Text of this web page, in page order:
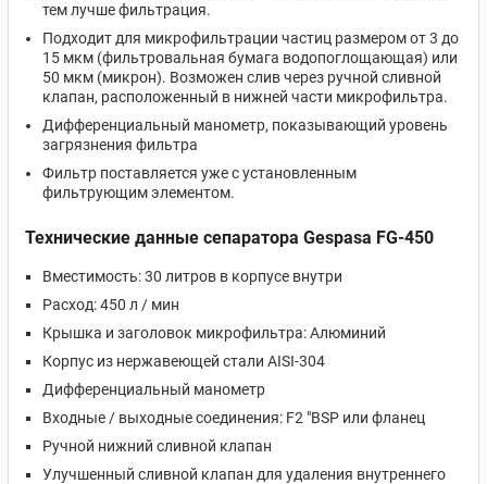
тем лучше фильтрация.
Подходит для микрофильтрации частиц размером от 3 до
15 мкм (фильтровальная бумага водопоглощающая) или
50 мкм (микрон). Возможен слив через ручной сливной
клапан, расположенный в нижней части микрофильтра.
Дифференциальный манометр, показывающий уровень
загрязнения фильтра
Фильтр поставляется уже с установленным
фильтрующим элементом.
Технические данные сепаратора Gespasa FG-450
Вместимость: 30 литров в корпусе внутри
Расход: 450 л / мин
Крышка и заголовок микрофильтра: Алюминий
Корпус из нержавеющей стали AISI-304
Дифференциальный манометр
Входные / выходные соединения: F2 "BSP или фланец
Ручной нижний сливной клапан
Улучшенный сливной клапан для удаления внутреннего